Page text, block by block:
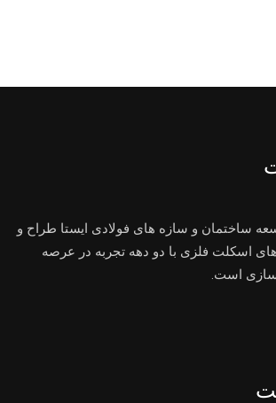
ساختمان و سازه های فولادی ایستا طراح و
های اسکلت فلزی با دو دهه تجربه در عرصه
است.